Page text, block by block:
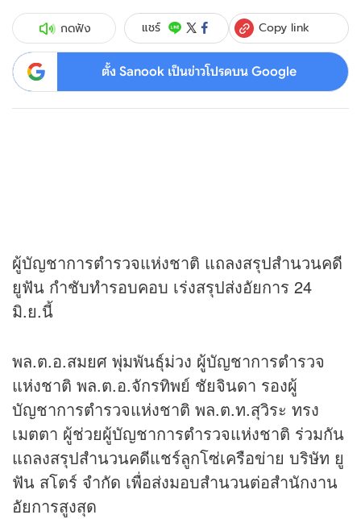
กดฟัง แชร์ Copy link
ตั้ง Sanook เป็นข่าวโปรดบน Google
ผู้บัญชาการตำรวจแห่งชาติ แถลงสรุปสำนวนคดี
ยูฟัน กำชับทำรอบคอบ เร่งสรุปส่งอัยการ 24
มิ.ย.นี้
พล.ต.อ.สมยศ พุ่มพันธุ์ม่วง ผู้บัญชาการตำรวจ
แห่งชาติ พล.ต.อ.จักรทิพย์ ชัยจินดา รองผู้
บัญชาการตำรวจแห่งชาติ พล.ต.ท.สุวิระ ทรง
เมตตา ผู้ช่วยผู้บัญชาการตำรวจแห่งชาติ ร่วมกัน
แถลงสรุปสำนวนคดีแชร์ลูกโซ่เครือข่าย บริษัท ยู
ฟัน สโตร์ จำกัด เพื่อส่งมอบสำนวนต่อสำนักงาน
อัยการสูงสุด